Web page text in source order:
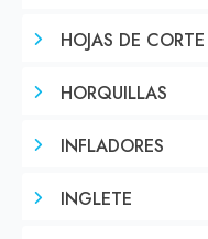
HOJAS DE CORTE
HORQUILLAS
INFLADORES
INGLETE